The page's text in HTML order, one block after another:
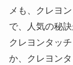
メも、クレヨ
で、人気の秘
クレヨンタッ
か、クレヨン